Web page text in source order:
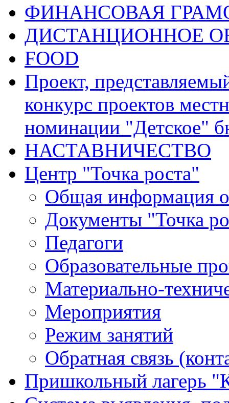
ФИНАНСОВАЯ
ДИСТАНЦИОННОЕ
FOOD
Проект,
конкурс проектов
номинации "Детское"
НАСТАВНИЧЕСТВО
Центр "Точка роста"
Общая информация о
Документы "Точка
Педагоги
Образовательные
Материально-
Мероприятия
Режим занятий
Обратная связь
Пришкольный лагерь